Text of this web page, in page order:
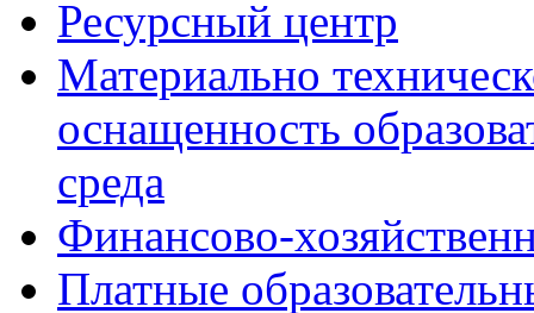
Ресурсный центр
Материально
оснащенность
среда
Финансово-
Платные